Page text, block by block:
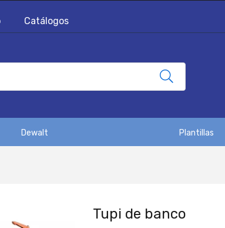
Catálogos
Dewalt Plantillas
Tupi de banco